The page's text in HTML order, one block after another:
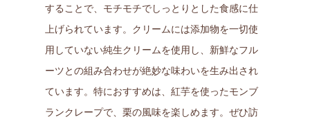
することで、モチモチでしっとりとした食感に仕
上げられています。クリームには添加物を一切使
用していない純生クリームを使用し、新鮮なフル
ーツとの組み合わせが絶妙な味わいを生み出され
ています。特におすすめは、紅芋を使ったモンブ
ランクレープで、栗の風味を楽しめます。ぜひ訪